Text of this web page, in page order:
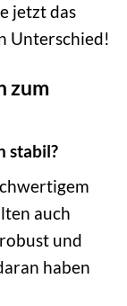
jetzt das
Unterschied!
zum
stabil?
auch
und
haben